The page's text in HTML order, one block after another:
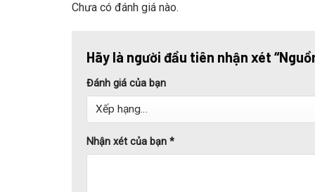
Chưa có đánh giá nào.
Hãy là người đầu tiên nhận xét
Đánh giá của bạn
Nhận xét của bạn *